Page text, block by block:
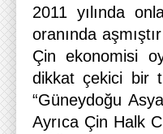
2011 yılında
oranında
Çin ekonomisi
dikkat çekici bir
“Güneydoğu
Ayrıca Çin Halk